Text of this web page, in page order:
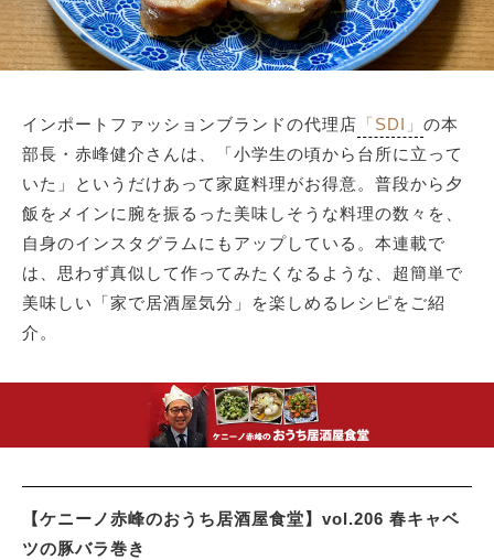
インポートファッションブランドの代理店 「SDI」 の本
部長・赤峰健介さんは、「小学生の頃から台所に立って
いた」というだけあって家庭料理がお得意。普段から夕
飯をメインに腕を振るった美味しそうな料理の数々を、
自身のインスタグラムにもアップしている。本連載で
は、思わず真似して作ってみたくなるような、超簡単で
美味しい「家で居酒屋気分」を楽しめるレシピをご紹
介。
【ケニーノ赤峰のおうち居酒屋食堂】vol.206 春キャベ
ツの豚バラ巻き